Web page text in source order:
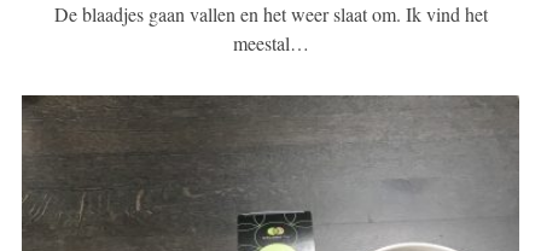
De blaadjes gaan vallen en het weer slaat om. Ik vind het
meestal…